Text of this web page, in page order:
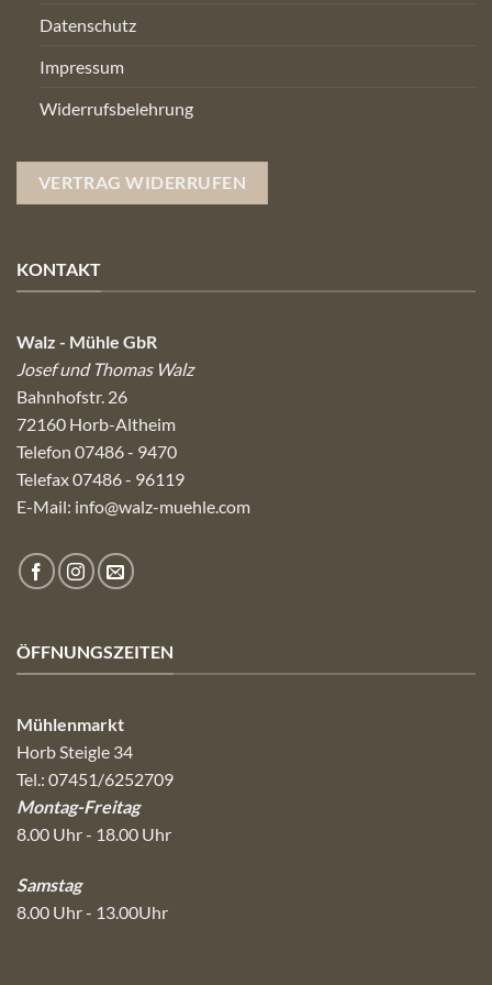
Datenschutz
Impressum
Widerrufsbelehrung
VERTRAG WIDERRUFEN
KONTAKT
Walz - Mühle GbR
Josef und Thomas Walz
Bahnhofstr. 26
72160 Horb-Altheim
Telefon 07486 - 9470
Telefax 07486 - 96119
E-Mail: info@walz-muehle.com
ÖFFNUNGSZEITEN
Mühlenmarkt
Horb Steigle 34
Tel.: 07451/6252709
Montag-Freitag
8.00 Uhr - 18.00 Uhr
Samstag
8.00 Uhr - 13.00Uhr